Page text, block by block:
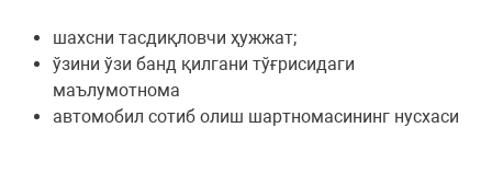
шахсни тасдиқловчи ҳужжат;
ўзини ўзи банд қилгани тўғрисидаги
маълумотнома
автомобил сотиб олиш шартномасининг нусхаси